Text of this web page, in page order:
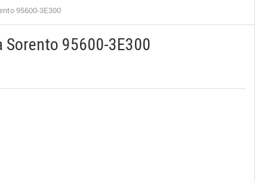
95600-3E300
Sorento 95600-3E300